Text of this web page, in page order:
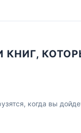
КНИГ,
когда вы